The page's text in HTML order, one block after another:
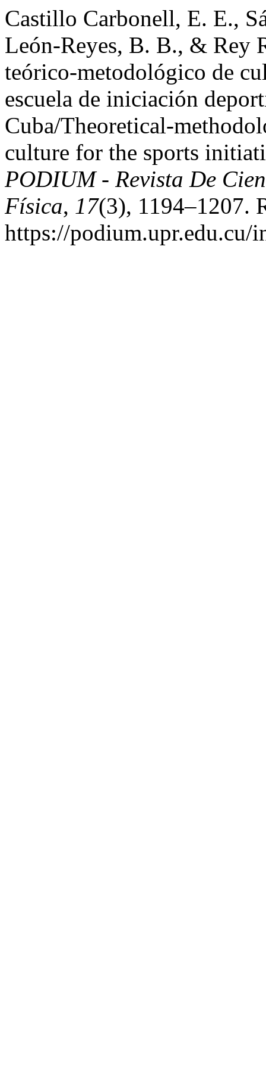
Castillo Carbonell, E. E.,
León-Reyes, B. B., & Rey
teórico-metodológico de
escuela de iniciación
Cuba/Theoretical-
culture for the sports
PODIUM - Revista De
Física, 17(3), 1194–1207.
https://